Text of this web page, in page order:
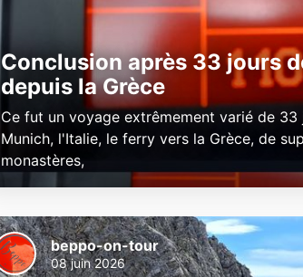
Conclusion après 33 jours
depuis la Grèce
Ce fut un voyage extrêmement varié de
Munich, l'Italie, le ferry vers la Grèce, de
monastères,
beppo-on-tour
08 juin 2026